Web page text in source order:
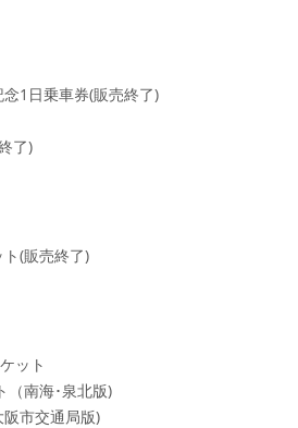
1日乗車券(販売終了)
了)
(販売終了)
ット
（南海･泉北版)
市交通局版)